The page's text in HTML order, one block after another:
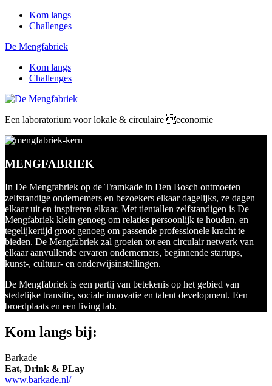
Kom langs
Challenges
De Mengfabriek
Kom langs
Challenges
Een laboratorium voor lokale & circulaire economie
MENGFABRIEK
In De Mengfabriek op de Tramkade in Den Bosch ontmoeten
zelfstandige ondernemers en bezoekers elkaar dagelijks, ze dagen
elkaar uit en inspireren elkaar. Met tientallen zelfstandigen is De
Mengfabriek klein genoeg om relaties persoonlijk te houden, en
tegelijkertijd groot genoeg om passende professionele kracht te
bieden. De Mengfabriek zal groeien tot een circulair netwerk van
elkaar aanvullende ervaren ondernemers, beginnende startups,
kunst-, cultuur- en onderwijsinstellingen.
De Mengfabriek is een partij van betekenis op het gebied van
stedelijke transitie, sociale innovatie en talent development. Een
broedplaats en een living lab.
Kom langs bij:
Barkade
Eat, Drink & PLay
www.barkade.nl/